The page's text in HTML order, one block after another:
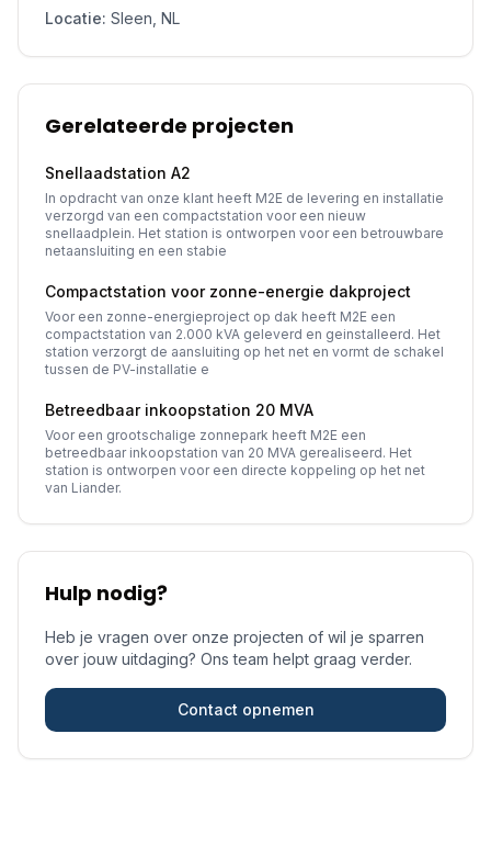
Locatie: Sleen, NL
Gerelateerde projecten
Snellaadstation A2
In opdracht van onze klant heeft M2E de levering en installatie
verzorgd van een compactstation voor een nieuw
snellaadplein. Het station is ontworpen voor een betrouwbare
netaansluiting en een stabie
Compactstation voor zonne-energie dakproject
Voor een zonne-energieproject op dak heeft M2E een
compactstation van 2.000 kVA geleverd en geinstalleerd. Het
station verzorgt de aansluiting op het net en vormt de schakel
tussen de PV-installatie e
Betreedbaar inkoopstation 20 MVA
Voor een grootschalige zonnepark heeft M2E een
betreedbaar inkoopstation van 20 MVA gerealiseerd. Het
station is ontworpen voor een directe koppeling op het net
van Liander.
Hulp nodig?
Heb je vragen over onze projecten of wil je sparren
over jouw uitdaging? Ons team helpt graag verder.
Contact opnemen